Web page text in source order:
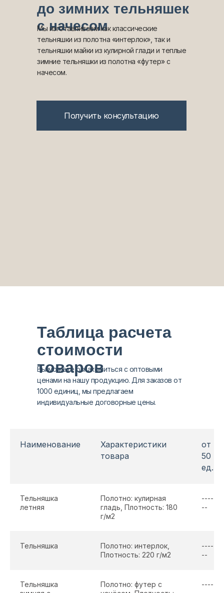
до зимних тельняшек
с начесом
Мы изготавливаем как классические
тельняшки из полотна «интерлок», так и
тельняшки майки из кулирной глади и теплые
зимние тельняшки из полотна «футер» с
начесом.
Получить консультацию
Таблица расчета
стоимости
товаров
Вы можете ознакомиться с оптовыми
ценами на нашу продукцию. Для заказов от
1000 единиц, мы предлагаем
индивидуальные договорные цены.
Наименование
Характеристики
товара
от
50
ед.
Тельняшка
летняя
Полотно: кулирная
гладь, Плотность: 180
г/м2
----
--
Тельняшка
Полотно: интерлок,
Плотность: 220 г/м2
----
--
Тельняшка
Полотно: футер с
----